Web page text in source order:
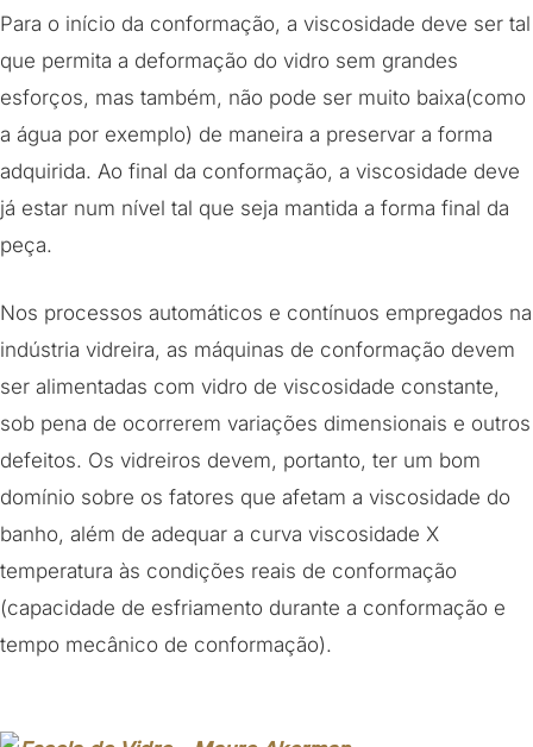
Para o início da conformação, a viscosidade deve ser tal
que permita a deformação do vidro sem grandes
esforços, mas também, não pode ser muito baixa(como
a água por exemplo) de maneira a preservar a forma
adquirida. Ao final da conformação, a viscosidade deve
já estar num nível tal que seja mantida a forma final da
peça.
Nos processos automáticos e contínuos empregados na
indústria vidreira, as máquinas de conformação devem
ser alimentadas com vidro de viscosidade constante,
sob pena de ocorrerem variações dimensionais e outros
defeitos. Os vidreiros devem, portanto, ter um bom
domínio sobre os fatores que afetam a viscosidade do
banho, além de adequar a curva viscosidade X
temperatura às condições reais de conformação
(capacidade de esfriamento durante a conformação e
tempo mecânico de conformação).